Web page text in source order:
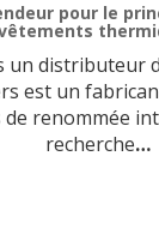
pour le
un distributeur
est un
renommée
recherche…